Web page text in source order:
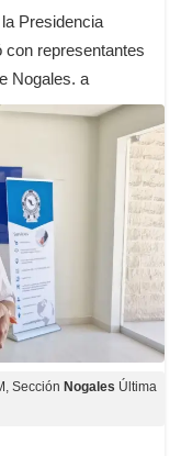
Presidencia
con representantes
Nogales. a
, Sección Nogales Última